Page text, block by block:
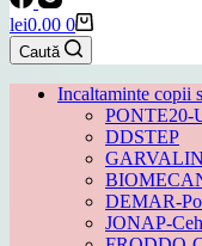
Coș
de
cumpărături
lei0.00 0
Caută
Incaltaminte copii
PONTE20-
DDSTEP
DEMAR-
JONAP-